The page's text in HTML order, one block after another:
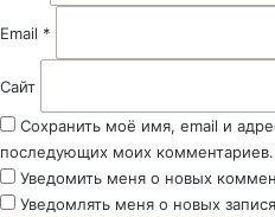
Email *
Сайт
Сохранить моё имя, email и
последующих моих комментариев.
Уведомить меня о новых
Уведомлять меня о новых